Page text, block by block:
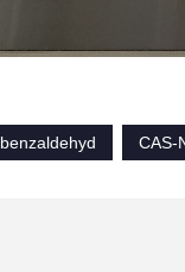
CAS-